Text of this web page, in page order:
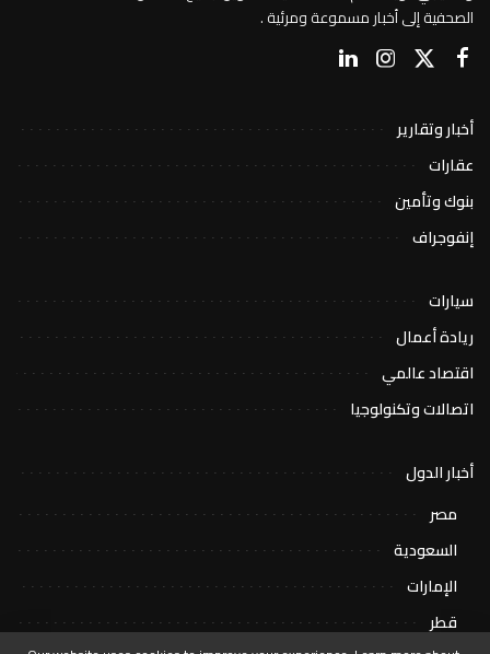
الصحفية إلى أخبار مسموعة ومرئية .
أخبار وتقارير
عقارات
بنوك وتأمين
إنفوجراف
سيارات
ريادة أعمال
اقتصاد عالمي
اتصالات وتكنولوجيا
أخبار الدول
مصر
السعودية
الإمارات
قطر